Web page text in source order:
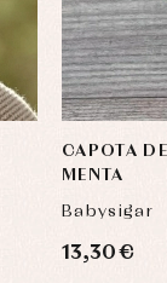
CAPOTA
MENTA
Babysigar
13,30 €